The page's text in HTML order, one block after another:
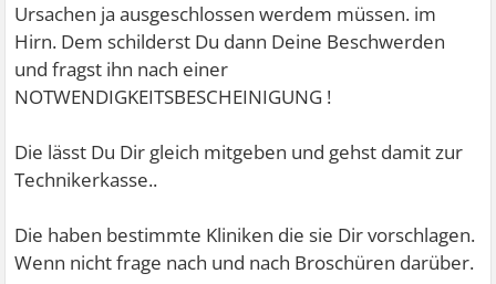
Ursachen ja ausgeschlossen werdem müssen. im
Hirn. Dem schilderst Du dann Deine Beschwerden
und fragst ihn nach einer
NOTWENDIGKEITSBESCHEINIGUNG !
Die lässt Du Dir gleich mitgeben und gehst damit zur
Technikerkasse..
Die haben bestimmte Kliniken die sie Dir vorschlagen.
Wenn nicht frage nach und nach Broschüren darüber.